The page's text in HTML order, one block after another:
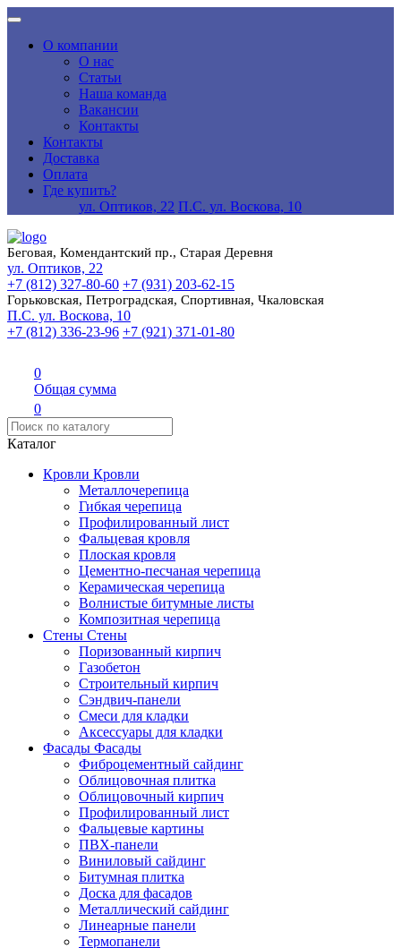
О компании
О нас
Статьи
Наша команда
Вакансии
Контакты
Контакты
Доставка
Оплата
Где купить?
ул. Оптиков, 22 П.С. ул. Воскова, 10
Беговая, Комендантский пр., Старая Деревня
ул. Оптиков, 22
+7 (812) 327-80-60 +7 (931) 203-62-15
Горьковская, Петроградская, Спортивная, Чкаловская
П.С. ул. Воскова, 10
+7 (812) 336-23-96 +7 (921) 371-01-80
0
Общая сумма
0
Каталог
Кровли Кровли
Металлочерепица
Гибкая черепица
Профилированный лист
Фальцевая кровля
Плоская кровля
Цементно-песчаная черепица
Керамическая черепица
Волнистые битумные листы
Композитная черепица
Стены Стены
Поризованный кирпич
Газобетон
Строительный кирпич
Сэндвич-панели
Смеси для кладки
Аксессуары для кладки
Фасады Фасады
Фиброцементный сайдинг
Облицовочная плитка
Облицовочный кирпич
Профилированный лист
Фальцевые картины
ПВХ-панели
Виниловый сайдинг
Битумная плитка
Доска для фасадов
Металлический сайдинг
Линеарные панели
Термопанели